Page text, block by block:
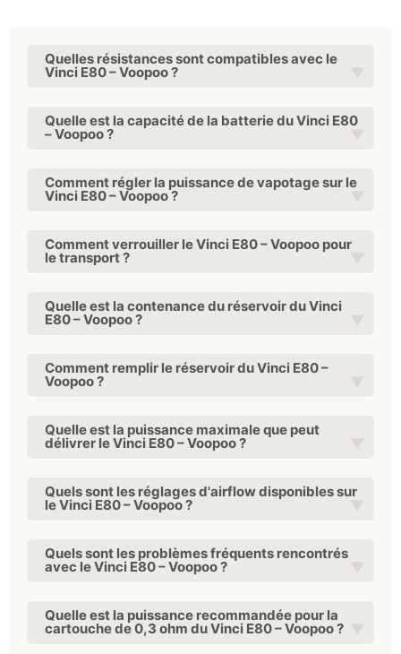
Quelles résistances sont compatibles avec le
Vinci E80 – Voopoo ?
Quelle est la capacité de la batterie du Vinci E80
– Voopoo ?
Comment régler la puissance de vapotage sur le
Vinci E80 – Voopoo ?
Comment verrouiller le Vinci E80 – Voopoo pour
le transport ?
Quelle est la contenance du réservoir du Vinci
E80 – Voopoo ?
Comment remplir le réservoir du Vinci E80 –
Voopoo ?
Quelle est la puissance maximale que peut
délivrer le Vinci E80 – Voopoo ?
Quels sont les réglages d'airflow disponibles sur
le Vinci E80 – Voopoo ?
Quels sont les problèmes fréquents rencontrés
avec le Vinci E80 – Voopoo ?
Quelle est la puissance recommandée pour la
cartouche de 0,3 ohm du Vinci E80 – Voopoo ?